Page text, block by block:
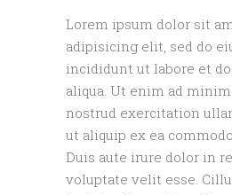
Lorem ipsum dolor sit
adipisicing elit, sed do
incididunt ut labore et
aliqua. Ut enim ad
nostrud exercitation
ut aliquip ex ea
Duis aute irure dolor in
voluptate velit esse.